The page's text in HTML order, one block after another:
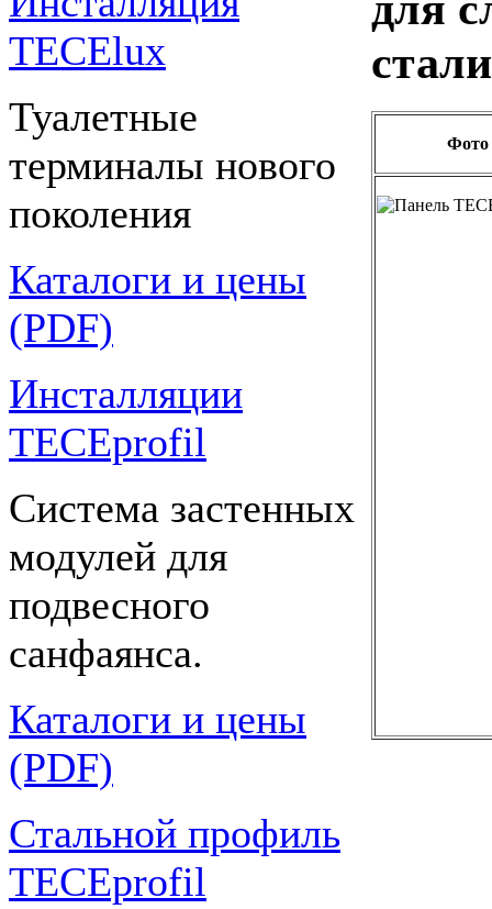
TECElux
Туалетные
терминалы нового
поколения
Каталоги и цены
(PDF)
Инсталляции
TECEprofil
Система застенных
модулей для
подвесного
санфаянса.
Каталоги и цены
(PDF)
Стальной профиль
TECEprofil
Фото